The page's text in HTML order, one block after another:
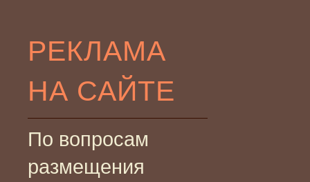
РЕКЛАМА
НА САЙТЕ
По вопросам
размещения